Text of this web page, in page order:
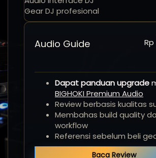
Gear DJ profesional
Audio Guide Rp
Dapat panduan upgrade
BIGHOKI Premium Audio
Review berbasis kualitas
Membahas build quality
workflow
Referensi sebelum beli
Baca Review